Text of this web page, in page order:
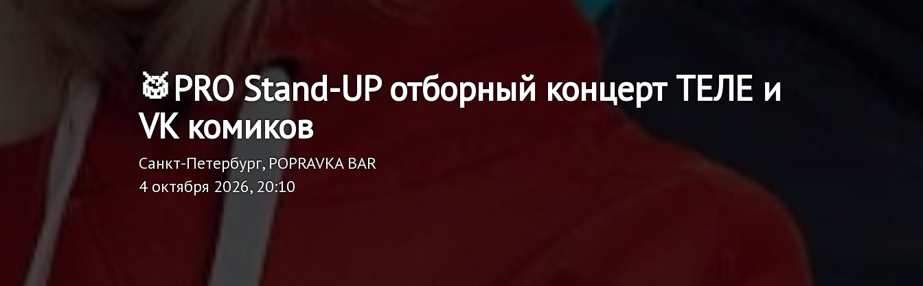
🥁PRO Stand-UP отборный концерт ТЕЛЕ и
VK комиков
Санкт-Петербург, POPRAVKA BAR
4 октября 2026, 20:10